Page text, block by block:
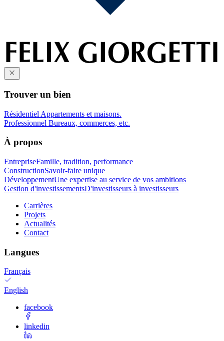
Trouver un bien
Résidentiel Appartements et maisons.
Professionnel Bureaux, commerces, etc.
À propos
EntrepriseFamille, tradition, performance
ConstructionSavoir-faire unique
DéveloppementUne expertise au service de vos ambitions
Gestion d'investissementsD'investisseurs à investisseurs
Carrières
Projets
Actualités
Contact
Langues
Français
English
facebook
linkedin